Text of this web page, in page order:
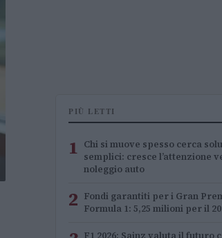
PIÙ LETTI
1 Chi si muove spesso cerca
semplici: cresce l’attenzione
noleggio auto
2 Fondi garantiti per i Gran
Formula 1: 5,25 milioni per il
F1 2026: Sainz valuta il futuro